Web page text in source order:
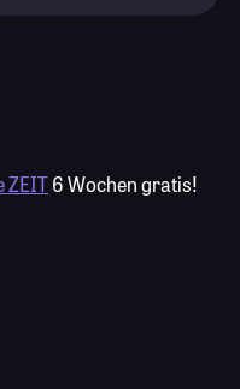
ZEIT6 Wochen gratis!